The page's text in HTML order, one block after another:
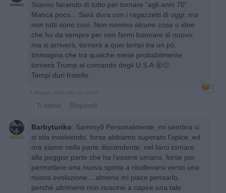
Stanno facendo di tutto per tornare "agli anni 70".
Manca poco... Sarà dura con i ragazzetti di oggi; ma
non tutti sono così. Non nomino alcune cose o idee
che ho da sempre per non farmi bannare di nuovo;
ma si arriverà, tornerà a quei tempi tra un pò.
Immagina che tra qualche mese probabilmente
tornerà Trump al comando degli U.S.A 🤬😐
Tempi duri fratello.
1
8 Maggio 2024 alle ore 16:54
· Ti stimo · Rispondi
Barbyturiko: Sammy9 Personalmente, mi sembra ci
si stia involvendo, forse abbiamo superato l'apice, ed
ora siamo nella parte discendente, nel farci tornare
alla peggior parte che ha l'essere umano, forse per
permettere una nuova spinta a risollevarsi verso una
nuova evoluzione....almeno mi piace pensarlo,
perché altrimenti non riuscirei a capire una tale